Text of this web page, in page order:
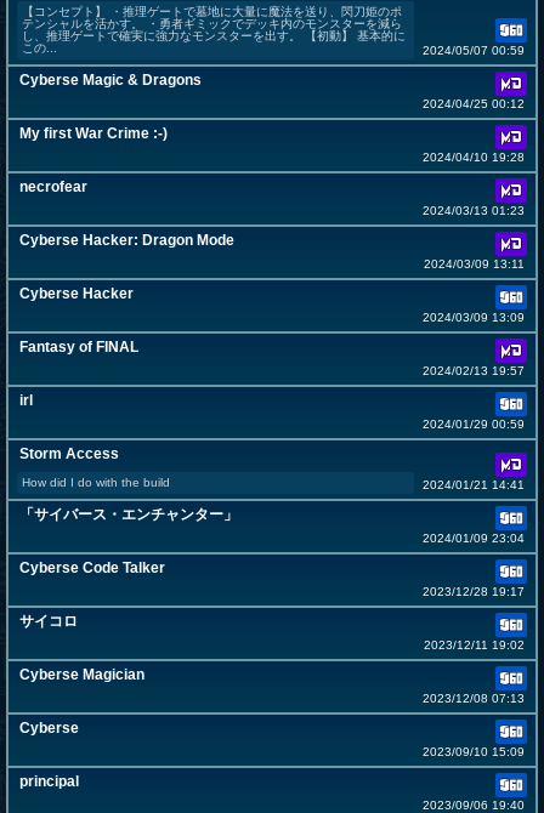
【コンセプト】 ・推理ゲートで墓地に大量に魔法を送り、閃刀姫のポ
テンシャルを活かす。 ・勇者ギミックでデッキ内のモンスターを減ら
し、推理ゲートで確実に強力なモンスターを出す。 【初動】 基本的に
この...
2024/05/07 00:59
Cyberse Magic & Dragons
2024/04/25 00:12
My first War Crime :-)
2024/04/10 19:28
necrofear
2024/03/13 01:23
Cyberse Hacker: Dragon Mode
2024/03/09 13:11
Cyberse Hacker
2024/03/09 13:09
Fantasy of FINAL
2024/02/13 19:57
irl
2024/01/29 00:59
Storm Access
How did I do with the build 2024/01/21 14:41
「サイバース・エンチャンター」
2024/01/09 23:04
Cyberse Code Talker
2023/12/28 19:17
サイコロ
2023/12/11 19:02
Cyberse Magician
2023/12/08 07:13
Cyberse
2023/09/10 15:09
principal
2023/09/06 19:40